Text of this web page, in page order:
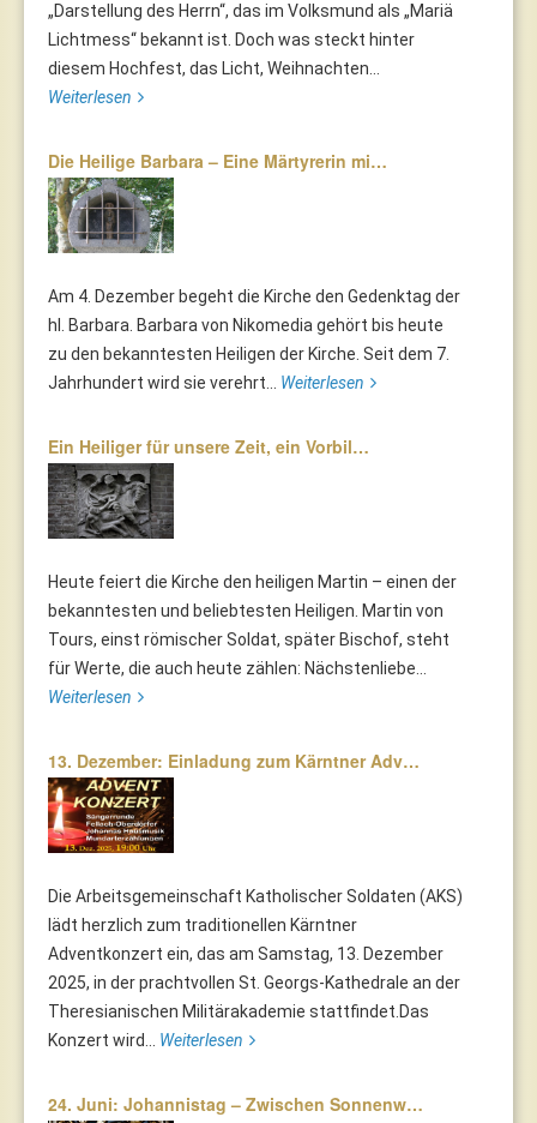
„Darstellung des Herrn“, das im Volksmund als „Mariä
Lichtmess“ bekannt ist. Doch was steckt hinter
diesem Hochfest, das Licht, Weihnachten...
Weiterlesen
Die Heilige Barbara – Eine Märtyrerin mi…
Am 4. Dezember begeht die Kirche den Gedenktag der
hl. Barbara. Barbara von Nikomedia gehört bis heute
zu den bekanntesten Heiligen der Kirche. Seit dem 7.
Jahrhundert wird sie verehrt... Weiterlesen
Ein Heiliger für unsere Zeit, ein Vorbil…
Heute feiert die Kirche den heiligen Martin – einen der
bekanntesten und beliebtesten Heiligen. Martin von
Tours, einst römischer Soldat, später Bischof, steht
für Werte, die auch heute zählen: Nächstenliebe...
Weiterlesen
13. Dezember: Einladung zum Kärntner Adv…
Die Arbeitsgemeinschaft Katholischer Soldaten (AKS)
lädt herzlich zum traditionellen Kärntner
Adventkonzert ein, das am Samstag, 13. Dezember
2025, in der prachtvollen St. Georgs-Kathedrale an der
Theresianischen Militärakademie stattfindet.Das
Konzert wird... Weiterlesen
24. Juni: Johannistag – Zwischen Sonnenw…